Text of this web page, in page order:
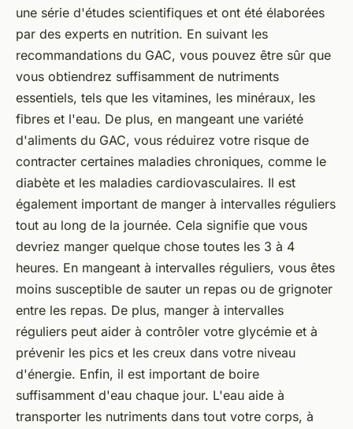
une série d'études scientifiques et ont été élaborées
par des experts en nutrition. En suivant les
recommandations du GAC, vous pouvez être sûr que
vous obtiendrez suffisamment de nutriments
essentiels, tels que les vitamines, les minéraux, les
fibres et l'eau. De plus, en mangeant une variété
d'aliments du GAC, vous réduirez votre risque de
contracter certaines maladies chroniques, comme le
diabète et les maladies cardiovasculaires. Il est
également important de manger à intervalles réguliers
tout au long de la journée. Cela signifie que vous
devriez manger quelque chose toutes les 3 à 4
heures. En mangeant à intervalles réguliers, vous êtes
moins susceptible de sauter un repas ou de grignoter
entre les repas. De plus, manger à intervalles
réguliers peut aider à contrôler votre glycémie et à
prévenir les pics et les creux dans votre niveau
d'énergie. Enfin, il est important de boire
suffisamment d'eau chaque jour. L'eau aide à
transporter les nutriments dans tout votre corps, à